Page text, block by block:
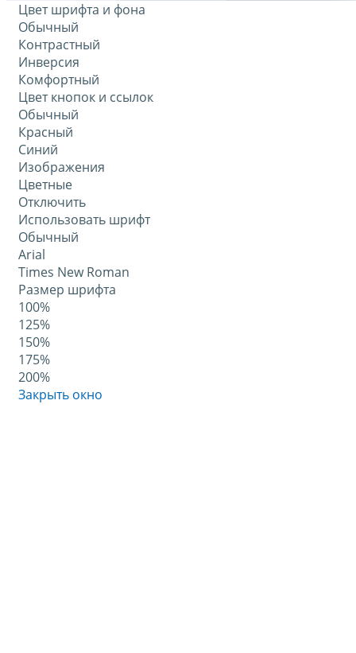
Цвет шрифта и фона
Обычный
Контрастный
Инверсия
Комфортный
Цвет кнопок и ссылок
Обычный
Красный
Синий
Изображения
Цветные
Отключить
Использовать шрифт
Обычный
Arial
Times New Roman
Размер шрифта
100%
125%
150%
175%
200%
Закрыть окно